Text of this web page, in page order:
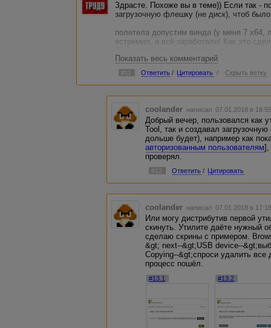
Здрасте. Похоже вы в теме)) Если так -
загрузочную флешку (не диск), чтоб
полетела допустим винда (у меня 7 х64,
встремил, и всё заработало! Как это
Или покажите, пжл, годный ресурс, где
Спасибо.
Показать весь комментарий
#11 Ответить / Цитировать / Скрыть ветку
coolander написал 07.01.2018 в
Добрый вечер, пользовался как
Tool, так и создавал
дольше будет), например как
авторизованным пользователям],
проверял.
#12 Ответить / Цитировать
coolander написал 07.01.2018 в
Или могу дистрибутив первой
скинуть. Утилите даёте нужный
сделаю скрины с примером.
&gt; next--&gt;USB device--
Copying--&gt;спроси удалить
процесс пошёл.
#13.1 #13.2